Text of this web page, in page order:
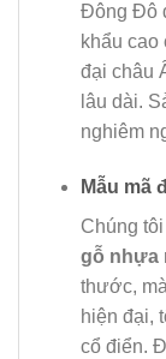
Đông Đô
khẩu cao
đại châu
lâu dài.
nghiêm
Mẫu mã
Chúng
gỗ nhựa
thước,
hiện đại,
cổ điển.